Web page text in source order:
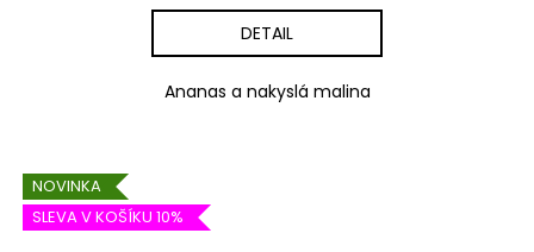
DETAIL
Ananas a nakyslá malina
NOVINKA
SLEVA V KOŠÍKU 10%